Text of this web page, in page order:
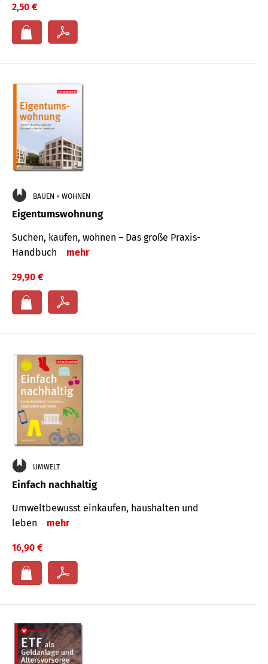
2,50 €
BAUEN + WOHNEN
Eigentumswohnung
Suchen, kaufen, wohnen – Das große Praxis-
Handbuch
mehr
29,90 €
UMWELT
Einfach nachhaltig
Umweltbewusst einkaufen, haushalten und
leben
mehr
16,90 €